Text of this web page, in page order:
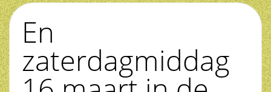
En
zaterdagmiddag